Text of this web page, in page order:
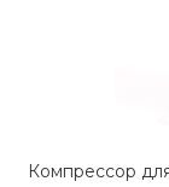
Компрессор